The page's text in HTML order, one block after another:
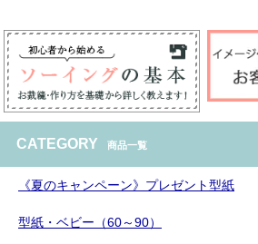
CATEGORY 商品一覧
《夏のキャンペーン》プレゼント型紙
型紙・ベビー（60～90）